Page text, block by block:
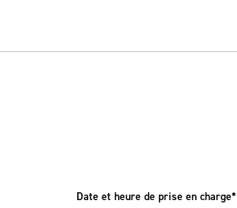
Date et heure de prise en charge*